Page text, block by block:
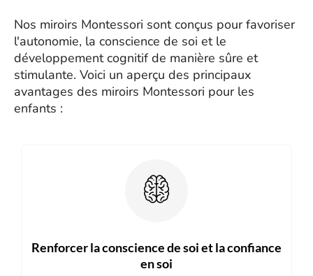
Nos miroirs Montessori sont conçus pour favoriser
l'autonomie, la conscience de soi et le
développement cognitif de manière sûre et
stimulante. Voici un aperçu des principaux
avantages des miroirs Montessori pour les
enfants :
Renforcer la conscience de soi et la confiance
en soi